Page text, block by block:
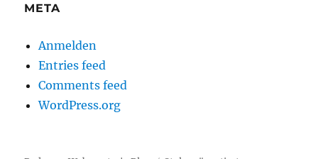
META
Anmelden
Entries feed
Comments feed
WordPress.org